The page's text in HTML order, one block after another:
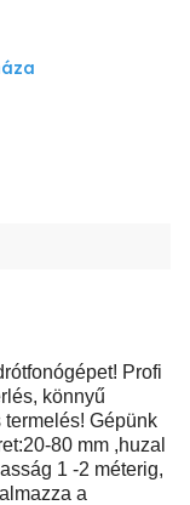
Profi
könnyű
Gépünk
80 mm ,huzal
1 -2 méterig,
a